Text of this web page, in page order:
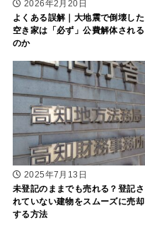
2026年2月20日
よくある誤解｜大地震で倒壊した
空き家は「必ず」公費解体される
のか
2025年7月13日
未登記のままでも売れる？登記さ
れていない建物をスムーズに売却
する方法